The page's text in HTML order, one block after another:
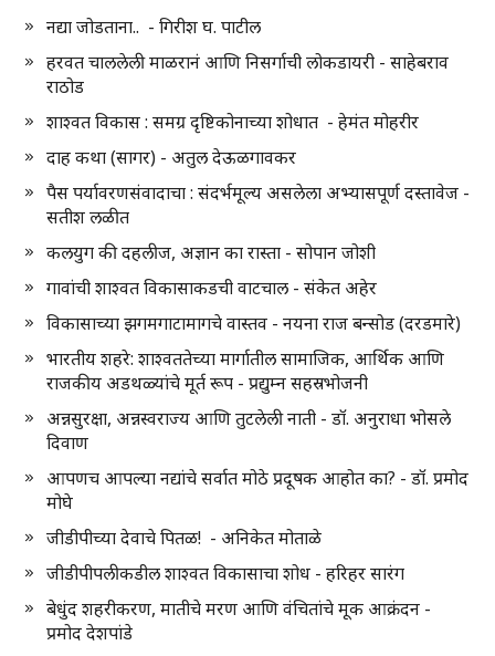
नद्या जोडताना.. - गिरीश घ. पाटील
हरवत चाललेली माळरानं आणि निसर्गाची लोकडायरी - साहेबराव
राठोड
शाश्वत विकास : समग्र दृष्टिकोनाच्या शोधात - हेमंत मोहरीर
दाह कथा (सागर) - अतुल देऊळगावकर
पैस पर्यावरणसंवादाचा : संदर्भमूल्य असलेला अभ्यासपूर्ण दस्तावेज -
सतीश लळीत
कलयुग की दहलीज, अज्ञान का रास्ता - सोपान जोशी
गावांची शाश्वत विकासाकडची वाटचाल - संकेत अहेर
विकासाच्या झगमगाटामागचे वास्तव - नयना राज बन्सोड (दरडमारे)
भारतीय शहरे: शाश्वततेच्या मार्गातील सामाजिक, आर्थिक आणि
राजकीय अडथळ्यांचे मूर्त रूप - प्रद्युम्न सहस्रभोजनी
अन्नसुरक्षा, अन्नस्वराज्य आणि तुटलेली नाती - डॉ. अनुराधा भोसले
दिवाण
आपणच आपल्या नद्यांचे सर्वात मोठे प्रदूषक आहोत का? - डॉ. प्रमोद
मोघे
जीडीपीच्या देवाचे पितळ! - अनिकेत मोताळे
जीडीपीपलीकडील शाश्वत विकासाचा शोध - हरिहर सारंग
बेधुंद शहरीकरण, मातीचे मरण आणि वंचितांचे मूक आक्रंदन -
प्रमोद देशपांडे